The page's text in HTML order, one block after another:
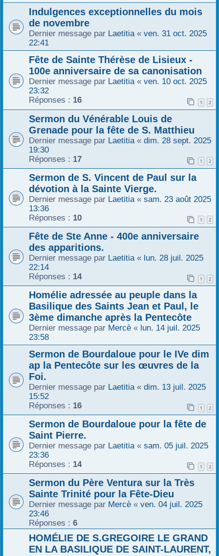
Indulgences exceptionnelles du mois
de novembre
Dernier message par Laetitia « ven. 31 oct. 2025
22:41
Fête de Sainte Thérèse de Lisieux -
100e anniversaire de sa canonisation
Dernier message par Laetitia « ven. 10 oct. 2025
23:32
Réponses : 16 1 2
Sermon du Vénérable Louis de
Grenade pour la fête de S. Matthieu
Dernier message par Laetitia « dim. 28 sept. 2025
19:30
Réponses : 17 1 2
Sermon de S. Vincent de Paul sur la
dévotion à la Sainte Vierge.
Dernier message par Laetitia « sam. 23 août 2025
13:36
Réponses : 10 1 2
Fête de Ste Anne - 400e anniversaire
des apparitions.
Dernier message par Laetitia « lun. 28 juil. 2025
22:14
Réponses : 14 1 2
Homélie adressée au peuple dans la
Basilique des Saints Jean et Paul, le
3ème dimanche après la Pentecôte
Dernier message par Mercè « lun. 14 juil. 2025
23:58
Sermon de Bourdaloue pour le IVe dim
ap la Pentecôte sur les œuvres de la
Foi.
Dernier message par Laetitia « dim. 13 juil. 2025
15:52
Réponses : 16 1 2
Sermon de Bourdaloue pour la fête de
Saint Pierre.
Dernier message par Laetitia « sam. 05 juil. 2025
23:36
Réponses : 14 1 2
Sermon du Père Ventura sur la Très
Sainte Trinité pour la Fête-Dieu
Dernier message par Mercè « ven. 04 juil. 2025
23:46
Réponses : 6
HOMÉLIE DE S.GREGOIRE LE GRAND
EN LA BASILIQUE DE SAINT-LAURENT,